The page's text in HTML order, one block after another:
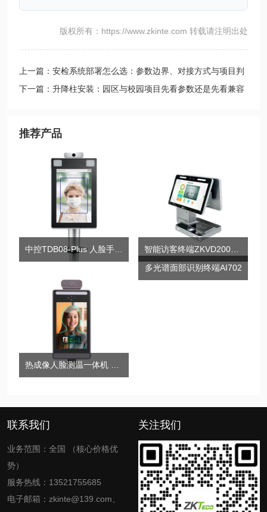
版权所有：https://www.zkinte.com 转载请注明出处
上一篇：安检系统部署怎么选：参数边界、对接方式与项目判
断
下一篇：升降柱安装：园区与校园项目先看参数还是先看兼容
推荐产品
中控TDB08-Plus 人脸手掌识别测温门禁智能终端 智能访客终端ZKVD200Pro
热成像人脸测温一体机 ZK-TDB11R-8T
联系我们
业务范围：全国 （核心价格优
势）
服务热线：13521755685
电子邮箱：zkinte@139.com、
关注我们